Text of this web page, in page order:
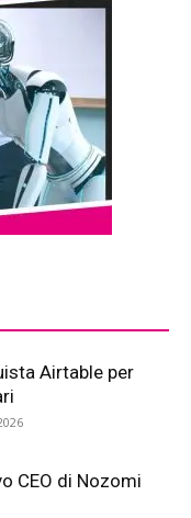
Airtable per
CEO di Nozomi